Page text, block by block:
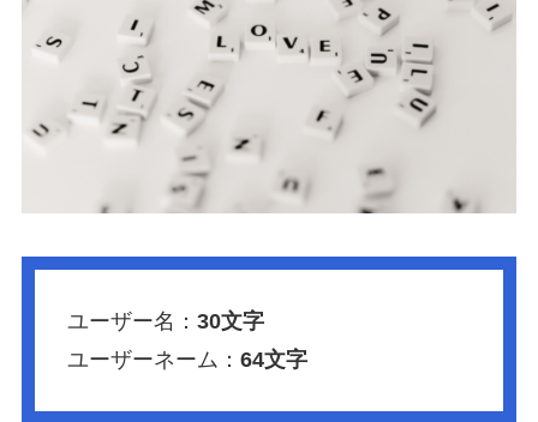
ユーザー名： 30文字
ユーザーネーム： 64文字